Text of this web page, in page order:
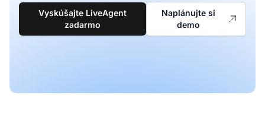
Vyskúšajte LiveAgent
zadarmo
Naplánujte si
demo